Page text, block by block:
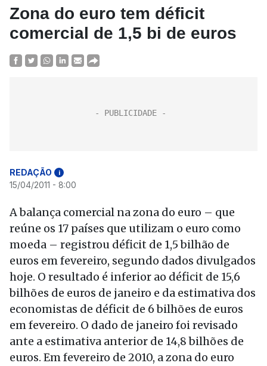
Zona do euro tem déficit
comercial de 1,5 bi de euros
REDAÇÃO i
15/04/2011 - 8:00
A balança comercial na zona do euro – que
reúne os 17 países que utilizam o euro como
moeda – registrou déficit de 1,5 bilhão de
euros em fevereiro, segundo dados divulgados
hoje. O resultado é inferior ao déficit de 15,6
bilhões de euros de janeiro e da estimativa dos
economistas de déficit de 6 bilhões de euros
em fevereiro. O dado de janeiro foi revisado
ante a estimativa anterior de 14,8 bilhões de
euros. Em fevereiro de 2010, a zona do euro